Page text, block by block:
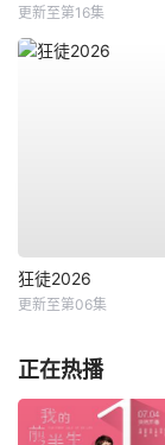
更新至第16集
狂徒2026
更新至第06集
正在热播